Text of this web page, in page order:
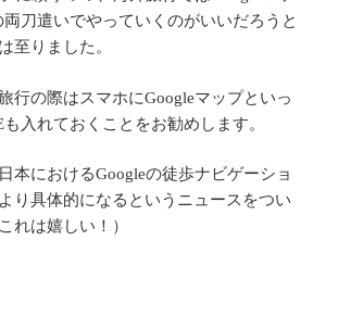
両刀遣いでやっていくのがいいだろうと
至りました。
行の際はスマホにGoogleマップといっ
も入れておくことをお勧めします。
本におけるGoogleの徒歩ナビゲーショ
り具体的になるというニュースをつい
れは嬉しい！）